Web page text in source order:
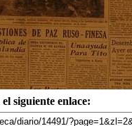
siguiente enlace: